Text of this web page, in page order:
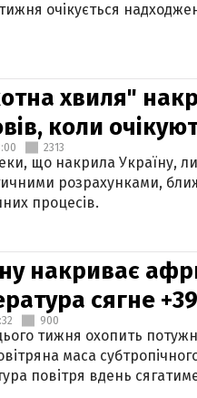
очікується
хвиля"
коли
2313
що накрила Україну,
розрахунками,
процесів.
накриває
сягне
900
тижня охопить
маса
повітря вдень